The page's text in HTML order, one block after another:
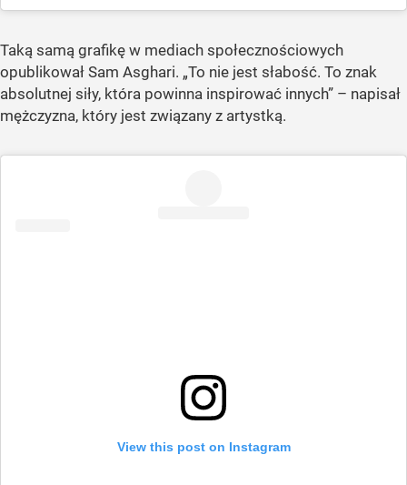
Taką samą grafikę w mediach społecznościowych
opublikował Sam Asghari. „To nie jest słabość. To znak
absolutnej siły, która powinna inspirować innych” – napisał
mężczyzna, który jest związany z artystką.
View this post on Instagram